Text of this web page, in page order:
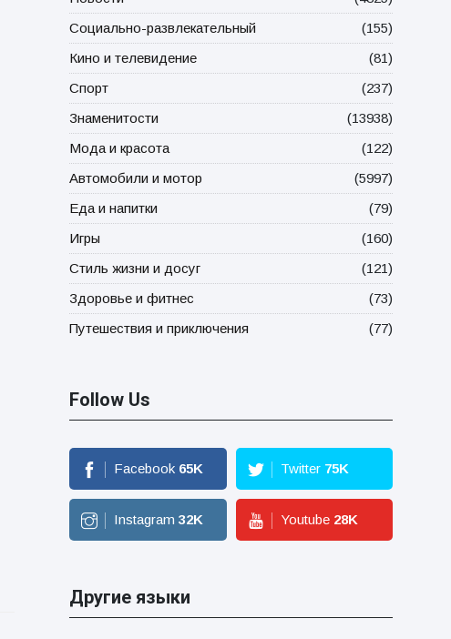
Социально-развлекательный
(155)
Кино и телевидение
(81)
Спорт
(237)
Знаменитости
(13938)
Мода и красота
(122)
Автомобили и мотор
(5997)
Еда и напитки
(79)
Игры
(160)
Стиль жизни и досуг
(121)
Здоровье и фитнес
(73)
Путешествия и приключения
(77)
Follow Us
Facebook 65K Twitter 75K
Instagram 32K Youtube 28K
Другие языки